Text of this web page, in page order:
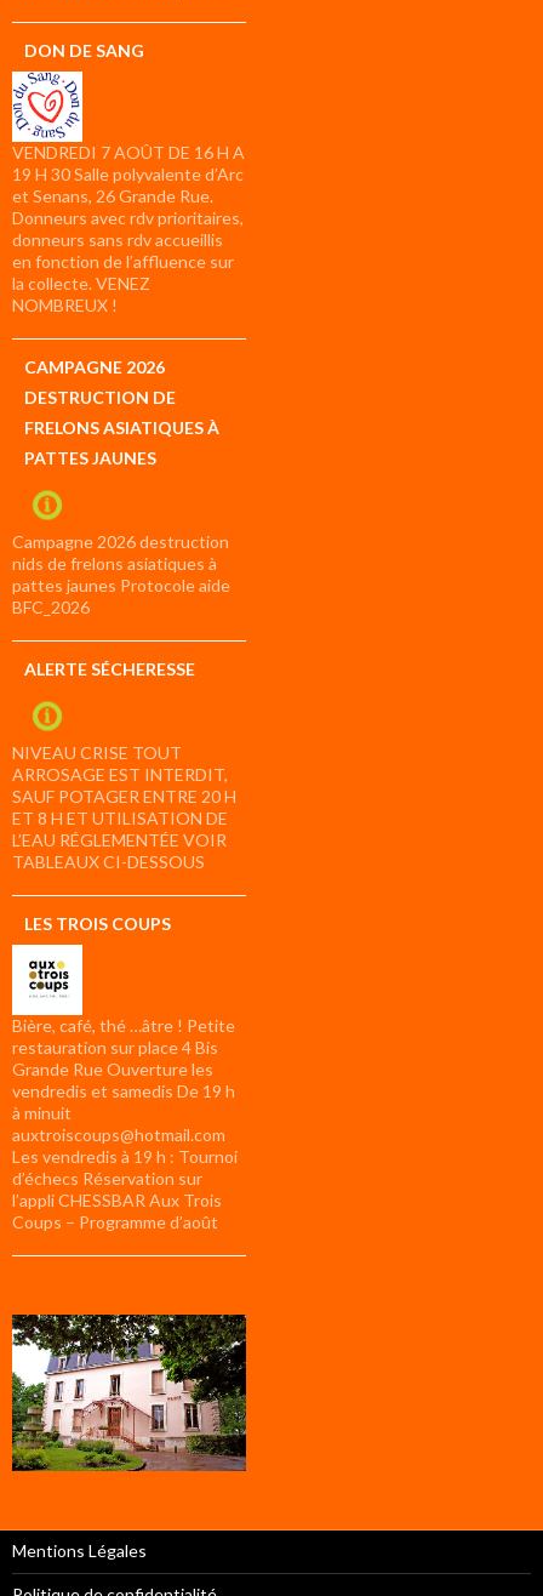
DON DE SANG
VENDREDI 7 AOÛT DE 16 H A
19 H 30 Salle polyvalente d’Arc
et Senans, 26 Grande Rue.
Donneurs avec rdv prioritaires,
donneurs sans rdv accueillis
en fonction de l’affluence sur
la collecte. VENEZ
NOMBREUX !
CAMPAGNE 2026
DESTRUCTION DE
FRELONS ASIATIQUES À
PATTES JAUNES
Campagne 2026 destruction
nids de frelons asiatiques à
pattes jaunes Protocole aide
BFC_2026
ALERTE SÉCHERESSE
NIVEAU CRISE TOUT
ARROSAGE EST INTERDIT,
SAUF POTAGER ENTRE 20 H
ET 8 H ET UTILISATION DE
L’EAU RÉGLEMENTÉE VOIR
TABLEAUX CI-DESSOUS
LES TROIS COUPS
Bière, café, thé …âtre ! Petite
restauration sur place 4 Bis
Grande Rue Ouverture les
vendredis et samedis De 19 h
à minuit
auxtroiscoups@hotmail.com
Les vendredis à 19 h : Tournoi
d’échecs Réservation sur
l’appli CHESSBAR Aux Trois
Coups – Programme d’août
Mentions Légales